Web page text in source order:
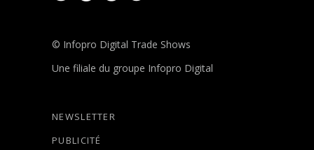
© Infopro Digital Trade Shows
Une filiale du groupe Infopro Digital
NEWSLETTER
PUBLICITÉ